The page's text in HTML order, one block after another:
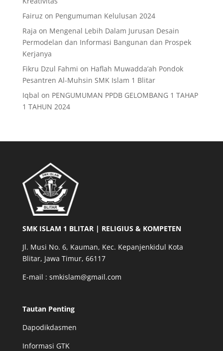
Fairuz on Pengumuman Kelulusan 2024
Raja on Mengenal Lebih Dalam Jurusan Desain
Permodelan dan Informasi Bangunan dan Prospek
Kerjanya
Fikru Dzul Fahmi on Haflah Muwadda’ah Pondok
Pesantren Al-Muhsin SMK Islam 1 Blitar
Iqbal on PENGUMUMAN PPDB GELOMBANG 1 TAHAP
1 TAHUN 2024
SMK ISLAM 1 BLITAR | RELIGIUS & KOMPETEN
Jl. Musi No. 6, Kauman, Kec. Kepanjenkidul Kota
Blitar, Jawa Timur, 66117
E-mail : smkislam@gmail.com
Tautan Penting
Dapodikdasmen
Informasi GTK